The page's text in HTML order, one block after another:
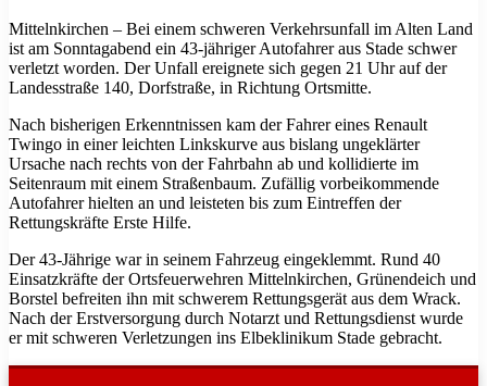
Mittelnkirchen – Bei einem schweren Verkehrsunfall im Alten Land
ist am Sonntagabend ein 43-jähriger Autofahrer aus Stade schwer
verletzt worden. Der Unfall ereignete sich gegen 21 Uhr auf der
Landesstraße 140, Dorfstraße, in Richtung Ortsmitte.
Nach bisherigen Erkenntnissen kam der Fahrer eines Renault
Twingo in einer leichten Linkskurve aus bislang ungeklärter
Ursache nach rechts von der Fahrbahn ab und kollidierte im
Seitenraum mit einem Straßenbaum. Zufällig vorbeikommende
Autofahrer hielten an und leisteten bis zum Eintreffen der
Rettungskräfte Erste Hilfe.
Der 43-Jährige war in seinem Fahrzeug eingeklemmt. Rund 40
Einsatzkräfte der Ortsfeuerwehren Mittelnkirchen, Grünendeich und
Borstel befreiten ihn mit schwerem Rettungsgerät aus dem Wrack.
Nach der Erstversorgung durch Notarzt und Rettungsdienst wurde
er mit schweren Verletzungen ins Elbeklinikum Stade gebracht.